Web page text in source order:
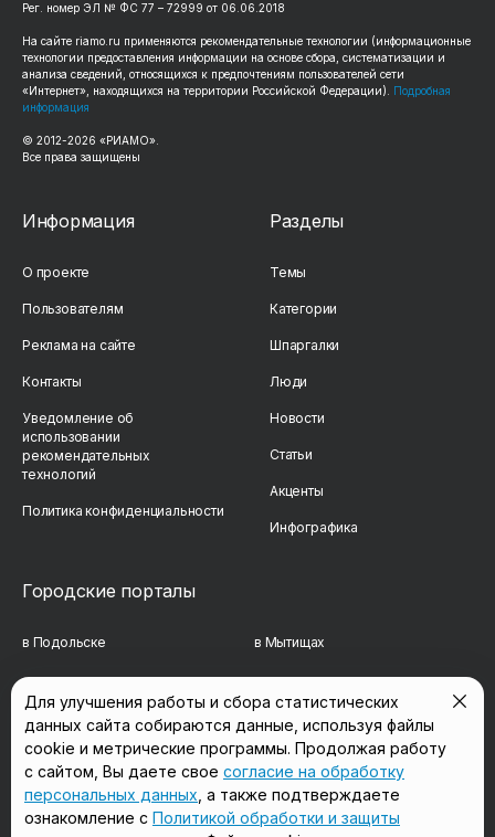
Рег. номер ЭЛ № ФС 77 – 72999 от 06.06.2018
На сайте riamo.ru применяются рекомендательные технологии (информационные
технологии предоставления информации на основе сбора, систематизации и
анализа сведений, относящихся к предпочтениям пользователей сети
«Интернет», находящихся на территории Российской Федерации).
Подробная
информация
© 2012-2026 «РИАМО».
Все права защищены
Информация
О проекте
Пользователям
Реклама на сайте
Контакты
Уведомление об
использовании
рекомендательных
технологий
Политика конфиденциальности
Разделы
Темы
Категории
Шпаргалки
Люди
Новости
Статьи
Акценты
Инфографика
Городские порталы
в Подольске в Мытищах
в Реутове
в Сергиевом Посаде в Люберцах
в Красногорске в Королёве
в Домодедово в Щёлково
Для улучшения работы и сбора статистических
данных сайта собираются данные, используя файлы
cookie и метрические программы. Продолжая работу
с сайтом, Вы даете свое согласие на обработку
персональных данных , а также подтверждаете
ознакомление с Политикой обработки и защиты